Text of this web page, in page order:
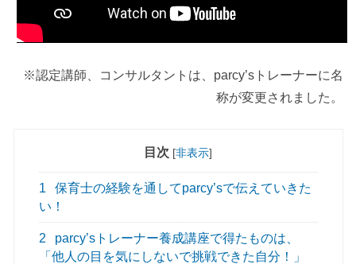
※認定講師、コンサルタントは、parcy’sトレーナーに名
称が変更されました。
目次 [非表示]
1
保育士の経験を通してparcy’sで伝えていきた
い！
2
parcy’sトレーナー養成講座で得たものは、
「他人の目を気にしないで挑戦できた自分！」